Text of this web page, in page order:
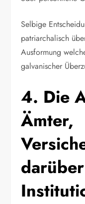
Selbige
patriarchalisch
Ausformung
galvanischer
4. Die
Ämter,